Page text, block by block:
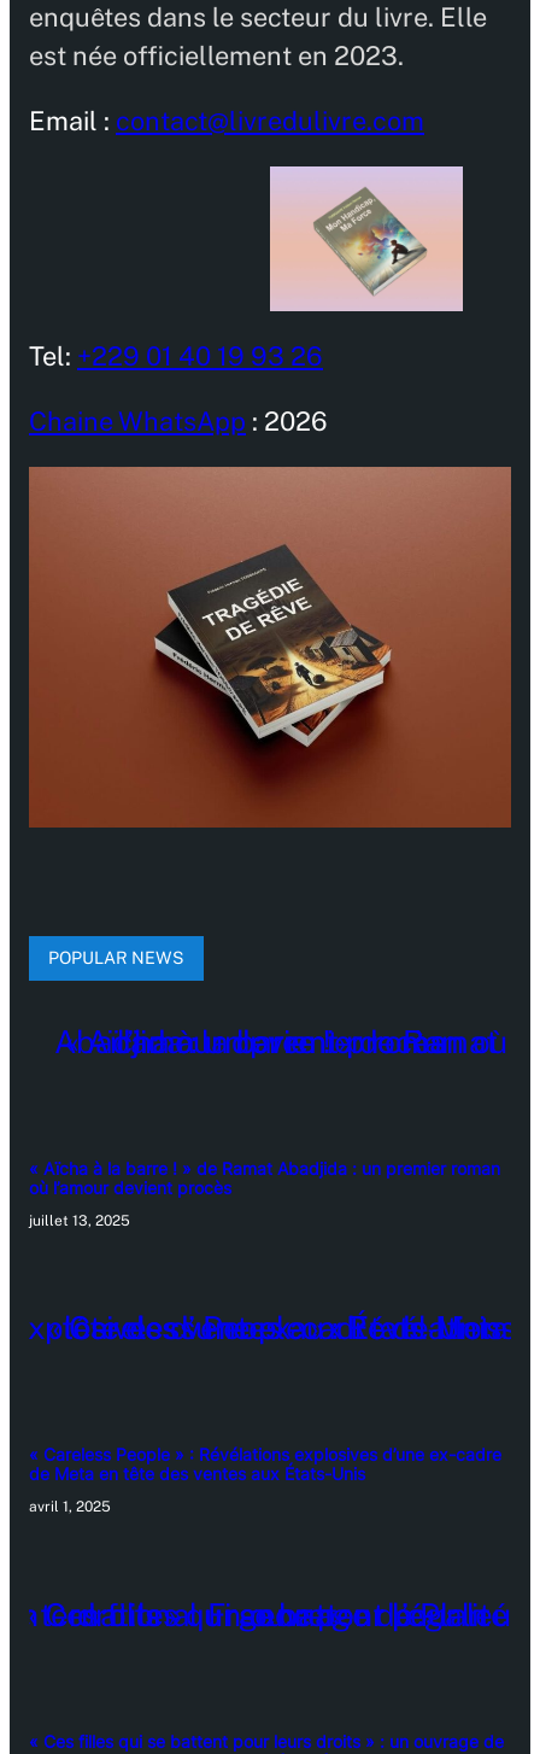
enquêtes dans le secteur du livre. Elle
est née officiellement en 2023.
Email : contact@livredulivre.com
Tel: +229 01 40 19 93 26
Chaine WhatsApp : 2026
POPULAR NEWS
« Aïcha à la barre ! » de Ramat Abadjida : un premier roman
où l’amour devient procès
juillet 13, 2025
« Careless People » : Révélations explosives d’une ex-cadre
de Meta en tête des ventes aux États-Unis
avril 1, 2025
« Ces filles qui se battent pour leurs droits » : un ouvrage de